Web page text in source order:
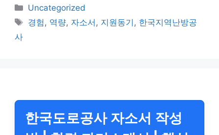
카
테
고
Uncategorized
태
경험 , 역량, 자소서 , 지원동기 , 한국지역난방공
사
한국도로공사 자소서 작성